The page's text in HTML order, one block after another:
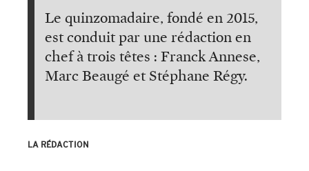
Le quinzomadaire, fondé en 2015,
est conduit par une rédaction en
chef à trois têtes : Franck Annese,
Marc Beaugé et Stéphane Régy.
LA RÉDACTION